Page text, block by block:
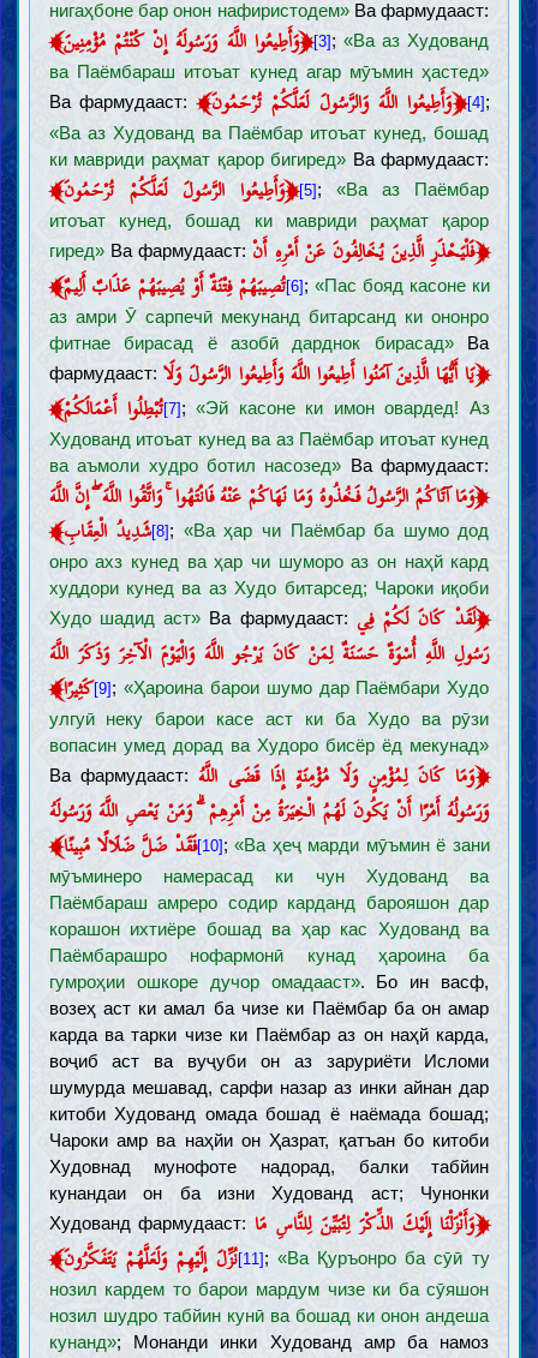
нигаҳбоне бар онон нафиристодем»Ва фармудааст:
﴿وَأَطِيعُوا اللَّهَ وَرَسُولَهُ إِنْ كُنْتُمْ مُؤْمِنِينَ﴾ [3] ; «Ва аз Худованд
ва Паёмбараш итоъат кунед агар мӯъмин ҳастед»
Ва фармудааст:
﴿وَأَطِيعُوا اللَّهَ وَالرَّسُولَ لَعَلَّكُمْ تُرْحَمُونَ﴾ [4] ;
«Ва аз Худованд ва Паёмбар итоъат кунед, бошад
ки мавриди раҳмат қарор бигиред» Ва фармудааст:
﴿وَأَطِيعُوا الرَّسُولَ لَعَلَّكُمْ تُرْحَمُونَ﴾ [5] ;«Ва аз Паёмбар
итоъат кунед, бошад ки мавриди раҳмат қарор
гиред»Ва фармудааст: ﴿فَلْيَحْذَرِ الَّذِينَ يُخَالِفُونَ عَنْ أَمْرِهِ أَنْ
تُصِيبَهُمْ فِتْنَةٌ أَوْ يُصِيبَهُمْ عَذَابٌ أَلِيمٌ﴾ [6] ; «Пас бояд касоне ки
аз амри Ӯ сарпечӣ мекунанд битарсанд ки ононро
фитнае бирасад ё азобӣ дарднок бирасад» Ва
фармудааст:
﴿يَا أَيُّهَا الَّذِينَ آمَنُوا أَطِيعُوا اللَّهَ وَأَطِيعُوا الرَّسُولَ وَلَا
تُبْطِلُوا أَعْمَالَكُمْ﴾ [7] ;«Эй касоне ки имон овардед! Аз
Худованд итоъат кунед ва аз Паёмбар итоъат кунед
ва аъмоли худро ботил насозед» Ва фармудааст:
﴿وَمَا آتَاكُمُ الرَّسُولُ فَخُذُوهُ وَمَا نَهَاكُمْ عَنْهُ فَانْتَهُوا ۚ وَاتَّقُوا اللَّهَ ۖ إِنَّ اللَّهَ
شَدِيدُ الْعِقَابِ﴾ [8] ; «Ва ҳар чи Паёмбар ба шумо дод
онро ахз кунед ва ҳар чи шуморо аз он наҳй кард
худдори кунед ва аз Худо битарсед; Чароки иқоби
Худо шадид аст» Ва фармудааст: ﴿لَقَدْ كَانَ لَكُمْ فِي
رَسُولِ اللَّهِ أُسْوَةٌ حَسَنَةٌ لِمَنْ كَانَ يَرْجُو اللَّهَ وَالْيَوْمَ الْآخِرَ وَذَكَرَ اللَّهَ
كَثِيرًا﴾ [9] ; «Ҳароина барои шумо дар Паёмбари Худо
улгуӣ неку барои касе аст ки ба Худо ва рӯзи
вопасин умед дорад ва Худоро бисёр ёд мекунад»
Ва фармудааст:
﴿وَمَا كَانَ لِمُؤْمِنٍ وَلَا مُؤْمِنَةٍ إِذَا قَضَى اللَّهُ
وَرَسُولُهُ أَمْرًا أَنْ يَكُونَ لَهُمُ الْخِيَرَةُ مِنْ أَمْرِهِمْ ۗ وَمَنْ يَعْصِ اللَّهَ وَرَسُولَهُ
فَقَدْ ضَلَّ ضَلَالًا مُبِينًا﴾ [10] ;«Ва ҳеҷ марди мӯъмин ё зани
мӯъминеро намерасад ки чун Худованд ва
Паёмбараш амреро содир карданд барояшон дар
корашон ихтиёре бошад ва ҳар кас Худованд ва
Паёмбарашро нофармонӣ кунад ҳароина ба
гумроҳии ошкоре дучор омадааст». Бо ин васф,
возеҳ аст ки амал ба чизе ки Паёмбар ба он амар
карда ва тарки чизе ки Паёмбар аз он наҳй карда,
воҷиб аст ва вуҷуби он аз заруриёти Исломи
шумурда мешавад, сарфи назар аз инки айнан дар
китоби Худованд омада бошад ё наёмада бошад;
Чароки амр ва наҳйи он Ҳазрат, қатъан бо китоби
Худовнад мунофоте надорад, балки табйин
кунандаи он ба изни Худованд аст; Чунонки
Худованд фармудааст:
﴿وَأَنْزَلْنَا إِلَيْكَ الذِّكْرَ لِتُبَيِّنَ لِلنَّاسِ مَا
نُزِّلَ إِلَيْهِمْ وَلَعَلَّهُمْ يَتَفَكَّرُونَ﴾ [11] ;«Ва Қуръонро ба сӯӣ ту
нозил кардем то барои мардум чизе ки ба сӯяшон
нозил шудро табйин кунӣ ва бошад ки онон андеша
кунанд»; Монанди инки Худованд амр ба намоз